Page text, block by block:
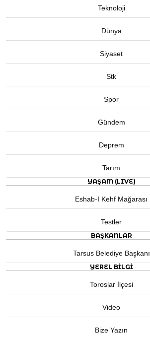
Teknoloji
Dünya
Siyaset
Stk
Spor
Gündem
Deprem
Tarım
YAŞAM (LIVE)
Eshab-I Kehf Mağarası
Testler
BAŞKANLAR
Tarsus Belediye Başkanı
YEREL BILGI
Toroslar İlçesi
Video
Bize Yazın